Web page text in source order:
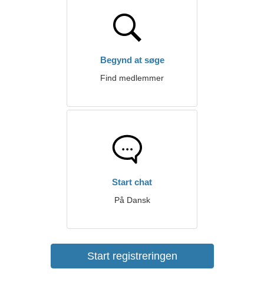
Begynd at søge
Find medlemmer
Start chat
På Dansk
Start registreringen